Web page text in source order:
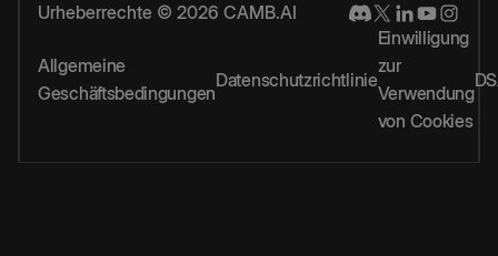
Urheberrechte © 2026 CAMB.AI
Allgemeine
Geschäftsbedingungen
Datenschutzrichtlinie
Einwilligung
zur
Verwendung
von Cookies